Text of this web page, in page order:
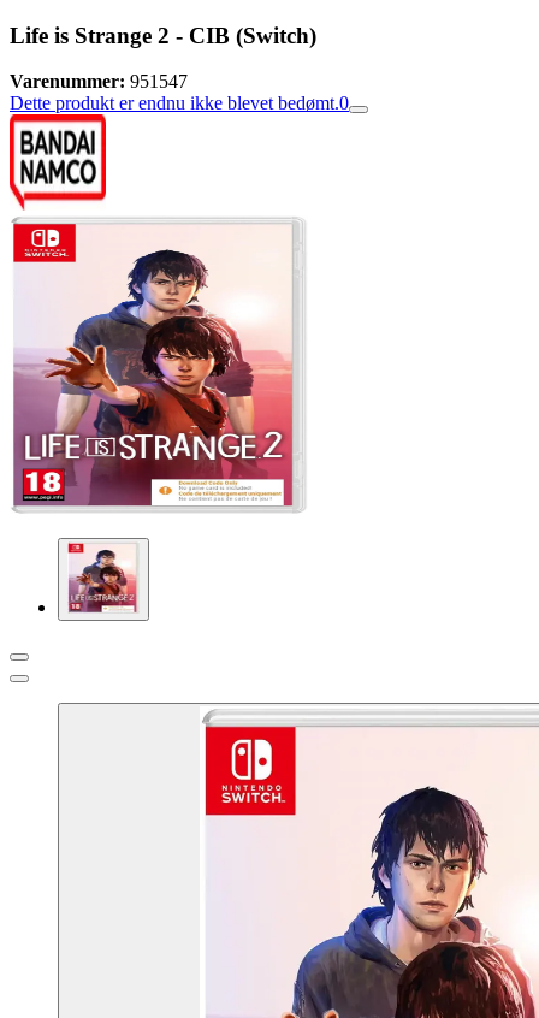
Life is Strange 2 - CIB (Switch)
Varenummer: 951547
Dette produkt er endnu ikke blevet bedømt.0